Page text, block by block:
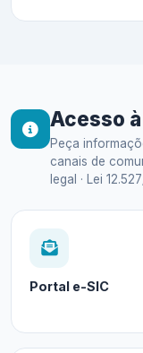
Acesso
Peça
canais de
legal · Lei
Portal e-SIC